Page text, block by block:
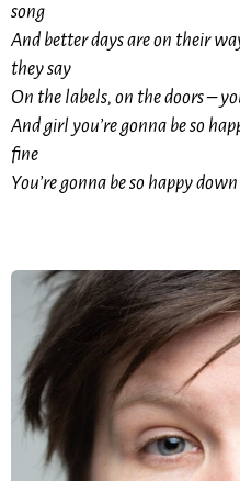
song
And better days are on their
they say
On the labels, on the doors –
And girl you’re gonna be so
fine
You’re gonna be so happy